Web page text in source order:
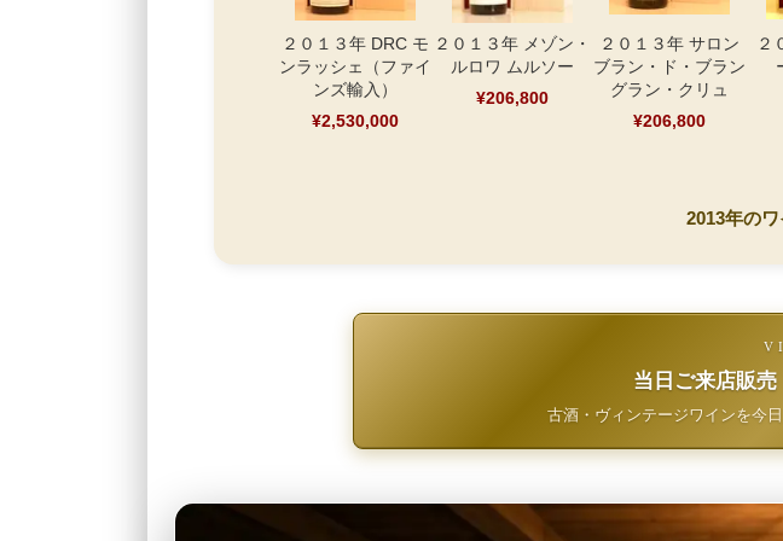
２０１３年 DRC モ
ンラッシェ（ファイ
ンズ輸入）
¥2,530,000
２０１３年 メゾン・
ルロワ ムルソー
¥206,800
２０１３年 サロン
ブラン・ド・ブラン
グラン・クリュ
¥206,800
２
2013年の
当日ご来店販
古酒・ヴィンテージワインを今